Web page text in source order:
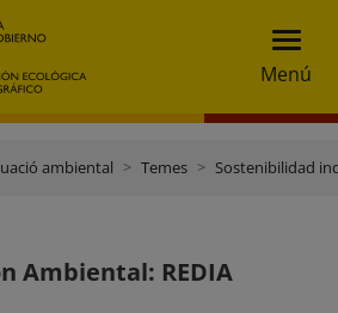
Menú
ambiental Temes Sostenibilidad
Ambiental: REDIA